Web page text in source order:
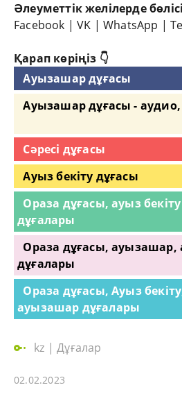
Әлеуметтік желілерде
Facebook |VK |WhatsApp |
Қарап көріңіз 👇
Ауызашар дұғасы
Ауызашар дұғасы -
Сәресі дұғасы
Ауыз бекіту дұғасы
Ораза дұғасы, ауыз
дұғалары
Ораза дұғасы, ауызашар,
дұғалары
Ораза дұғасы, Ауыз
ауызашар дұғалары
kz |Дұғалар
02.02.2023